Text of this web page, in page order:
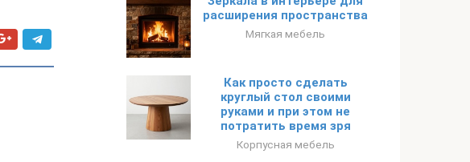
расширения пространства
Мягкая мебель
Как просто сделать
круглый стол своими
руками и при этом не
потратить время зря
Корпусная мебель